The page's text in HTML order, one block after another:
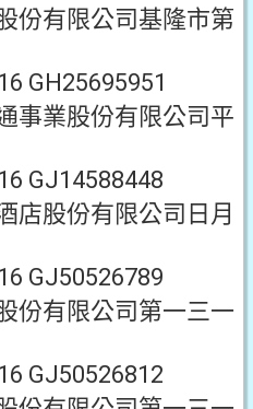
份有限公司基隆市第
GH25695951
事業股份有限公司平
GJ14588448
店股份有限公司日月
GJ50526789
份有限公司第一三一
GJ50526812